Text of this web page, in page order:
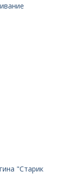
"Старик